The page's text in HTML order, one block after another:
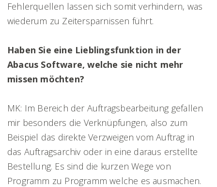
Fehlerquellen lassen sich somit verhindern, was
wiederum zu Zeitersparnissen führt.
Haben Sie eine Lieblingsfunktion in der
Abacus Software, welche sie nicht mehr
missen möchten?
MK: Im Bereich der Auftragsbearbeitung gefallen
mir besonders die Verknüpfungen, also zum
Beispiel das direkte Verzweigen vom Auftrag in
das Auftragsarchiv oder in eine daraus erstellte
Bestellung. Es sind die kurzen Wege von
Programm zu Programm welche es ausmachen.